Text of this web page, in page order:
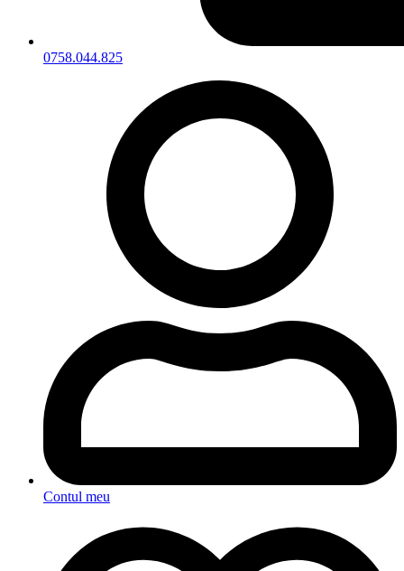
0758.044.825
Contul meu